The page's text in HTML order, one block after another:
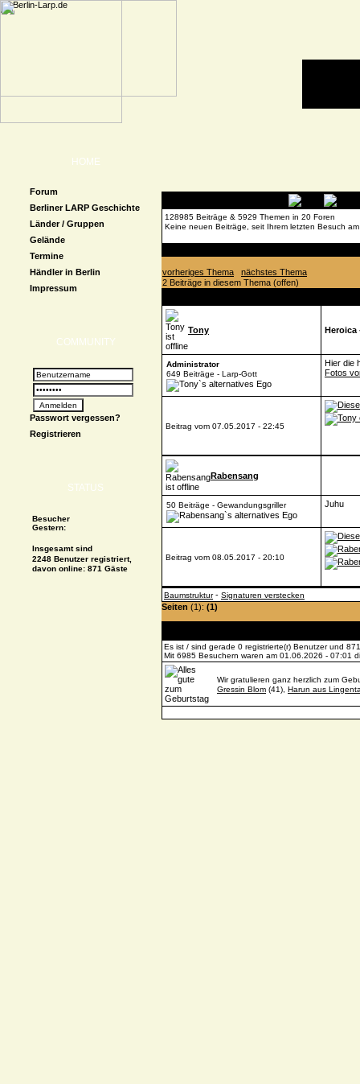
HOME
Forum
Berliner LARP Geschichte
Länder / Gruppen
Gelände
Termine
Händler in Berlin
Impressum
COMMUNITY
Passwort vergessen?
Registrieren
STATUS
Besucher
Gestern:
Insgesamt sind
2248 Benutzer registriert,
davon online: 871 Gäste
128985 Beiträge & 5929 Themen in 20 Foren
Keine neuen Beiträge, seit Ihrem letzten Besuch
vorheriges Thema
nächstes Thema
2 Beiträge in diesem Thema (offen)
Tony Heroica
Administrator
649 Beiträge - Larp-Gott
Hier die
Fotos
Beitrag vom 07.05.2017 - 22:45
Rabensang
50 Beiträge - Gewandungsgriller Juhu
Beitrag vom 08.05.2017 - 20:10
Baumstruktur- Signaturen verstecken
Seiten (1): (1)
Es ist / sind gerade 0 registrierte(r) Benutzer und
Mit 6985 Besuchern waren am 01.06.2026 - 07:01
Wir gratulieren ganz herzlich zum
Gressin Blom (41), Harun aus